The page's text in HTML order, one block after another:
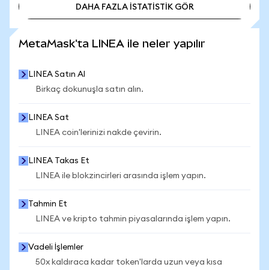
DAHA FAZLA İSTATİSTİK GÖR
MetaMask'ta LINEA ile neler yapılır
LINEA Satın Al
Birkaç dokunuşla satın alın.
LINEA Sat
LINEA coin'lerinizi nakde çevirin.
LINEA Takas Et
LINEA ile blokzincirleri arasında işlem yapın.
Tahmin Et
LINEA ve kripto tahmin piyasalarında işlem yapın.
Vadeli İşlemler
50x kaldıraca kadar token'larda uzun veya kısa